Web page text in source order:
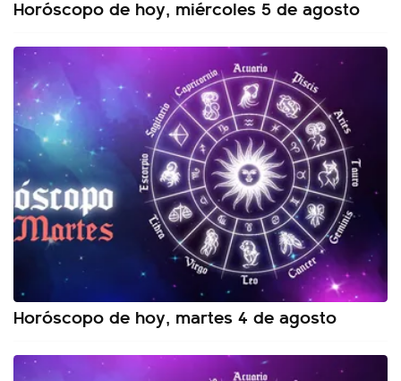
Horóscopo de hoy, miércoles 5 de agosto
Horóscopo de hoy, martes 4 de agosto